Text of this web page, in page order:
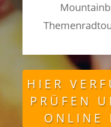
HIER
PRÜFEN
ONLINE